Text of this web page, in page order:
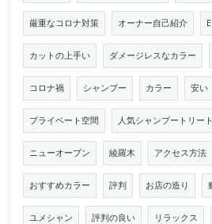
厳重なコロナ対策 オーナー自己紹介
カットの上手い ダメージレスなカラー
コロナ禍 シャンプー カラー 安い
プライベート空間 人気シャンプートリー
ニューオープン 綾羅木 アクセス方法
おすすめカラー 評判 お店の造り
ユメシャン 評判の良い リラックス